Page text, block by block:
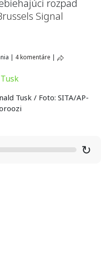
rozpad
Signal
| 4 komentáre |
Tusk / Foto: SITA/AP-
↻